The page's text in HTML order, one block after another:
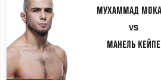
МУХАММАД
VS
МАНЕЛЬ КЕЙПЕ